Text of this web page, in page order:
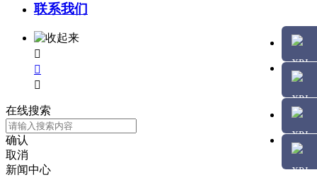
联系我们



在线搜索
确认
取消
新闻中心